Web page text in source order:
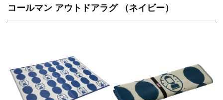
コールマン アウトドアラグ （ネイビー）